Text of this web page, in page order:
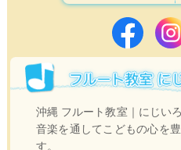
沖縄 フルート教室｜にじい
音楽を通してこどもの心を
す。